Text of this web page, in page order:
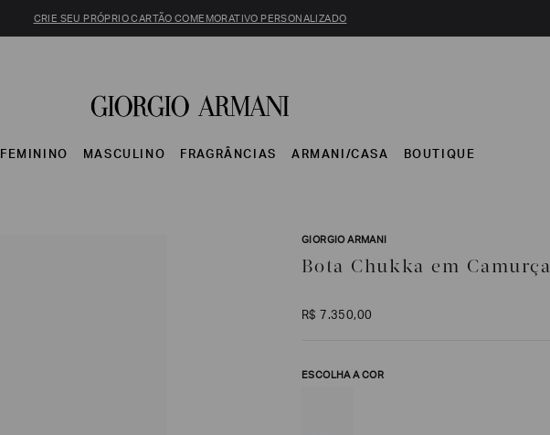
CRIE SEU PRÓPRIO CARTÃO COMEMORATIVO PERSONALIZADO
FEMININO MASCULINO FRAGRÂNCIAS ARMANI/CASA BOUTIQUE
GIORGIO ARMANI
Bota Chukka em Camurça
R$ 7 .350,00
ESCOLHA A COR